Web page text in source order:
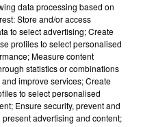
Beyond,ce troisième
La première saison
le 10 avril prochain,
.
data processing based on
Store and/or access
to select advertising; Create
profiles to select personalised
Measure content
statistics or combinations
improve services; Create
to select personalised
Ensure security, prevent and
advertising and content;